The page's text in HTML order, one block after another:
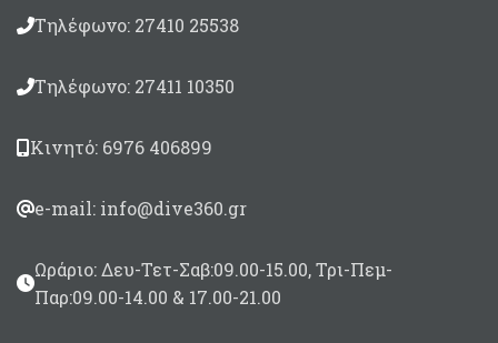
Τηλέφωνο: 27410 25538
Τηλέφωνο: 27411 10350
Κινητό: 6976 406899
e-mail: info@dive360.gr
Ωράριο: Δευ-Τετ-Σαβ:09.00-15.00, Τρι-Πεμ-
Παρ:09.00-14.00 & 17.00-21.00